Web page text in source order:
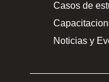
Casos de
Noticias y